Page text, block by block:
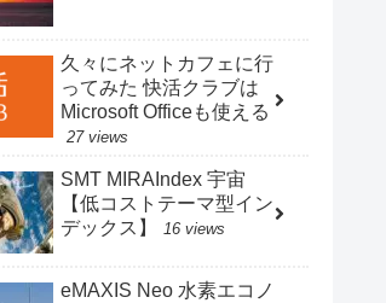
久々にネットカフェに行
ってみた 快活クラブは
Microsoft Officeも使える
27 views
SMT MIRAIndex 宇宙
【低コストテーマ型イン
デックス】
16 views
eMAXIS Neo 水素エコノ